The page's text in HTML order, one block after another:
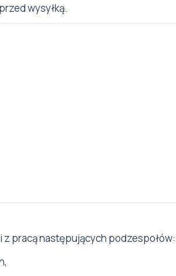
wysyłką.
z pracą następujących podzespołów: